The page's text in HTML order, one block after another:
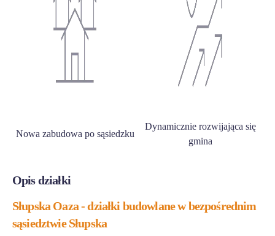
Nowa zabudowa po sąsiedzku
Dynamicznie rozwijająca się
gmina
Opis działki
Słupska Oaza - działki budowlane w bezpośrednim
sąsiedztwie Słupska